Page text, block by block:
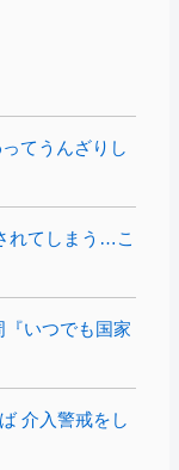
てうんざりし
れてしまう…こ
『いつでも国家
介入警戒をし